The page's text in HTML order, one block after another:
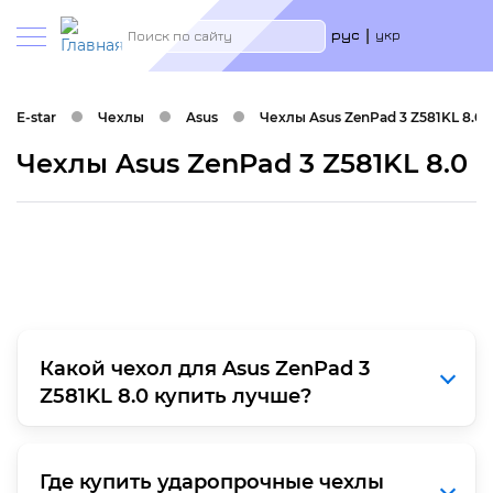
Search рус укр
E-star Чехлы Asus Чехлы Asus ZenPad 3 Z581KL 8.0
Чехлы Asus ZenPad 3 Z581KL 8.0
Какой чехол для Asus ZenPad 3
Z581KL 8.0 купить лучше?
В большинстве чехол на Asus ZenPad 3 Z581KL
Где купить ударопрочные чехлы